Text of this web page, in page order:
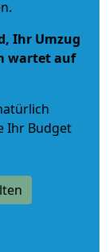
Ihr Umzug
wartet auf
Ihr Budget